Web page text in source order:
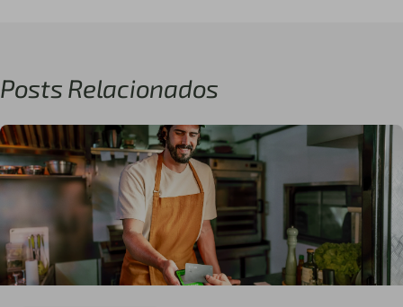
Posts Relacionados